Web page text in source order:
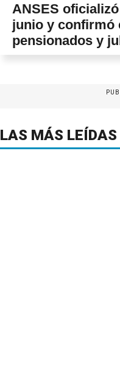
ANSES
junio y confirmó
pensionados y
LAS MÁS LEÍDAS